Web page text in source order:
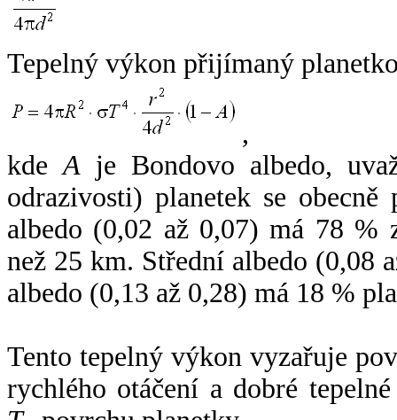
Tepelný výkon přijímaný
,
kdeA je Bondovo albedo,
odrazivosti) planetek se
albedo (0,02 až 0,07) má 78 %
než 25 km. Střední albedo (0,08
albedo (0,13 až 0,28) má 18 %
Tento tepelný výkon vyzařuje
rychlého otáčení a dobré